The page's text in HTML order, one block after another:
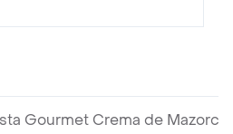
Gourmet Crema de